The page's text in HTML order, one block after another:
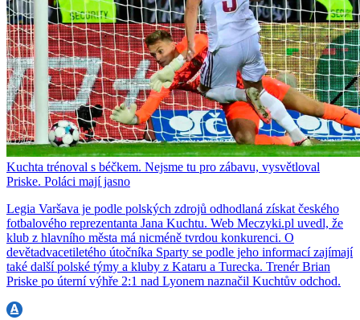
Kuchta trénoval s béčkem. Nejsme tu pro zábavu, vysvětloval
Priske. Poláci mají jasno
Legia Varšava je podle polských zdrojů odhodlaná získat českého
fotbalového reprezentanta Jana Kuchtu. Web Meczyki.pl uvedl, že
klub z hlavního města má nicméně tvrdou konkurenci. O
devětadvacetiletého útočníka Sparty se podle jeho informací zajímají
také další polské týmy a kluby z Kataru a Turecka. Trenér Brian
Priske po úterní výhře 2:1 nad Lyonem naznačil Kuchtův odchod.